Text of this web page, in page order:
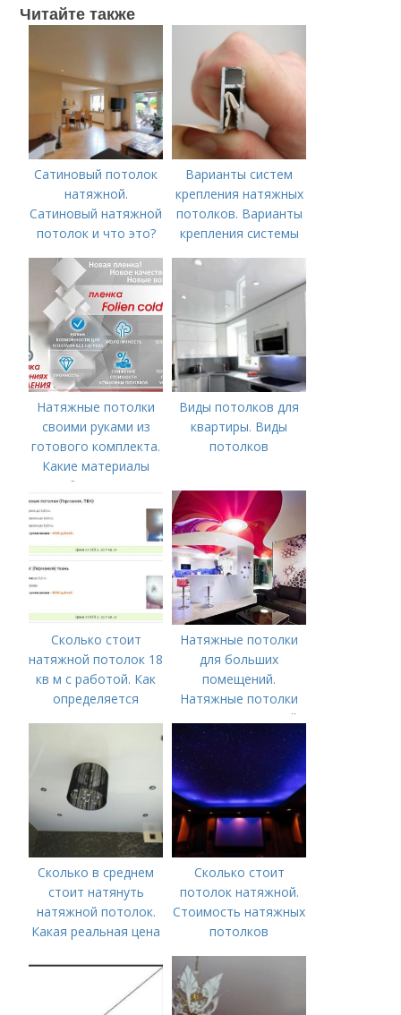
Читайте также
Сатиновый потолок
натяжной.
Сатиновый натяжной
потолок и что это?
Варианты систем
крепления натяжных
потолков. Варианты
крепления системы
Натяжные потолки
своими руками из
готового комплекта.
Какие материалы
необходимы для
монтажа?
Виды потолков для
квартиры. Виды
потолков
Сколько стоит
натяжной потолок 18
кв м с работой. Как
определяется
Натяжные потолки
для больших
помещений.
Натяжные потолки
для зала: красивый
дизайн гостиной
Сколько в среднем
стоит натянуть
натяжной потолок.
Какая реальная цена
натяжных потолков в
Москве в 2019-2020
Сколько стоит
потолок натяжной.
Стоимость натяжных
потолков